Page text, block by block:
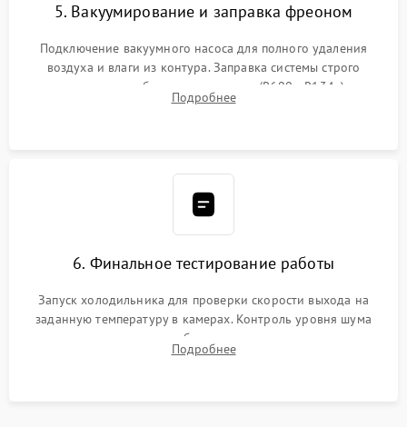
5. Вакуумирование и заправка фреоном
Подключение вакуумного насоса для полного удаления
воздуха и влаги из контура. Заправка системы строго
дозированным объемом хладагента (R600a, R134a) по
электронным весам. Контроль рабочего давления в системе.
Подробнее
6. Финальное тестирование работы
Запуск холодильника для проверки скорости выхода на
заданную температуру в камерах. Контроль уровня шума
компрессора, отсутствия обмерзания стенок и корректного
срабатывания системы автоматической оттайки.
Подробнее